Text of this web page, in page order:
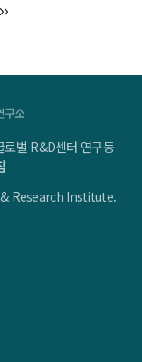
로벌 R&D센터 연구동
Research Institute.